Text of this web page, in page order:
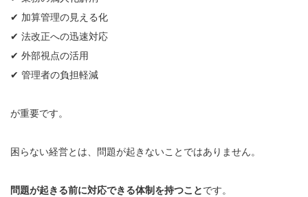
✔ 加算管理の見える化
✔ 法改正への迅速対応
✔ 外部視点の活用
✔ 管理者の負担軽減
が重要です。
困らない経営とは、問題が起きないことではありません。
問題が起きる前に対応できる体制を持つことです。